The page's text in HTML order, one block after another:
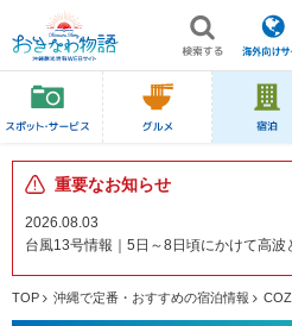
重要なお知らせ
2026.08.03
台風13号情報｜5日～8日頃にかけて高波
TOP 沖縄で定番・おすすめの宿泊情報